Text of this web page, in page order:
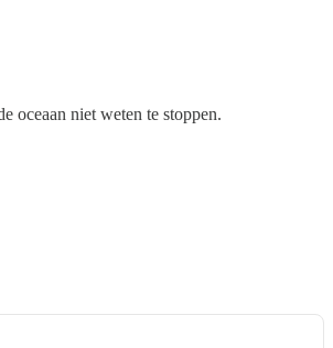
oceaan niet weten te stoppen.